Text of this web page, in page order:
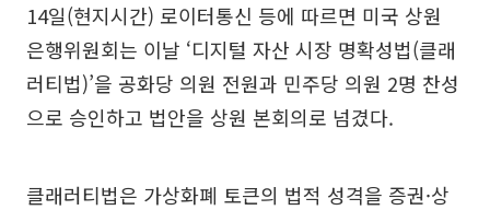
14일(현지시간) 로이터통신 등에 따르면 미국 상원
은행위원회는 이날 ‘디지털 자산 시장 명확성법(클래
러티법)’을 공화당 의원 전원과 민주당 의원 2명 찬성
으로 승인하고 법안을 상원 본회의로 넘겼다.
클래러티법은 가상화폐 토큰의 법적 성격을 증권·상